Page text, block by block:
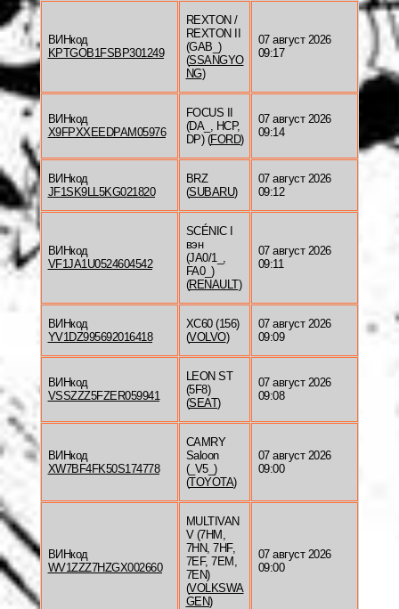
ВИНкод
KPTGOB1FSBP301249
REXTON /
REXTON II
(GAB_)
(SSANGYO
NG)
07 август 2026
09:17
ВИНкод
X9FPXXEEDPAM05976
FOCUS II
(DA_, HCP,
DP) (FORD)
07 август 2026
09:14
ВИНкод
JF1SK9LL5KG021820
BRZ
(SUBARU)
07 август 2026
09:12
ВИНкод
VF1JA1U0524604542
SCÉNIC I
вэн
(JA0/1_,
FA0_)
(RENAULT)
07 август 2026
09:11
ВИНкод
YV1DZ995692016418
XC60 (156)
(VOLVO)
07 август 2026
09:09
ВИНкод
VSSZZZ5FZER059941
LEON ST
(5F8)
(SEAT)
07 август 2026
09:08
ВИНкод
XW7BF4FK50S174778
CAMRY
Saloon
(_V5_)
(TOYOTA)
07 август 2026
09:00
ВИНкод
WV1ZZZ7HZGX002660
MULTIVAN
V (7HM,
7HN, 7HF,
7EF, 7EM,
7EN)
(VOLKSWA
GEN)
07 август 2026
09:00